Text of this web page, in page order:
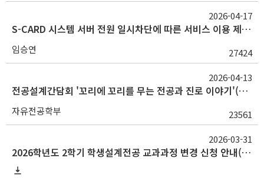
S-CARD 시스템 서버 전원 일시차단에 따른 서비스 이용 제한 안내(4/25 토)
임승연 27424
2026-04-17
전공설계간담회 '꼬리에 꼬리를 무는 전공과 진로 이야기'(4/28~4/30, 12:30~14:00) 개최 안내
자유전공학부 23561
2026-04-13
2026학년도 2학기 학생설계전공 교과과정 변경 신청 안내(4/20 ~ 4/24) ※3/31재공고
2026-03-31